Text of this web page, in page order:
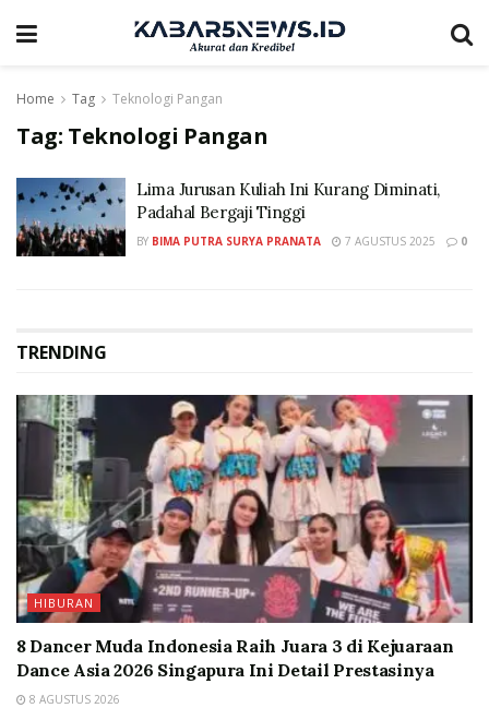
Home Tag Teknologi Pangan
Tag: Teknologi Pangan
Lima Jurusan Kuliah Ini Kurang Diminati,
Padahal Bergaji Tinggi
BY BIMA PUTRA SURYA PRANATA 7 AGUSTUS 2025 0
TRENDING
HIBURAN
8 Dancer Muda Indonesia Raih Juara 3 di Kejuaraan
Dance Asia 2026 Singapura Ini Detail Prestasinya
8 AGUSTUS 2026